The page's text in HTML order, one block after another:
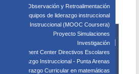
Observación y Retroalimentación
para equipos de liderazgo instruccional
Liderazgo Instruccional (MOOC Coursera)
Proyecto Simulaciones
Investigación
Assessment Center Directivos Escolares
de Liderazgo Instruccional - Punta Arenas
Liderazgo Curricular en matemáticas
en formato virtual.